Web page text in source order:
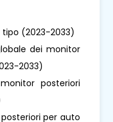
(2023-2033)
dei monitor
2033)
posteriori
posteriori per auto